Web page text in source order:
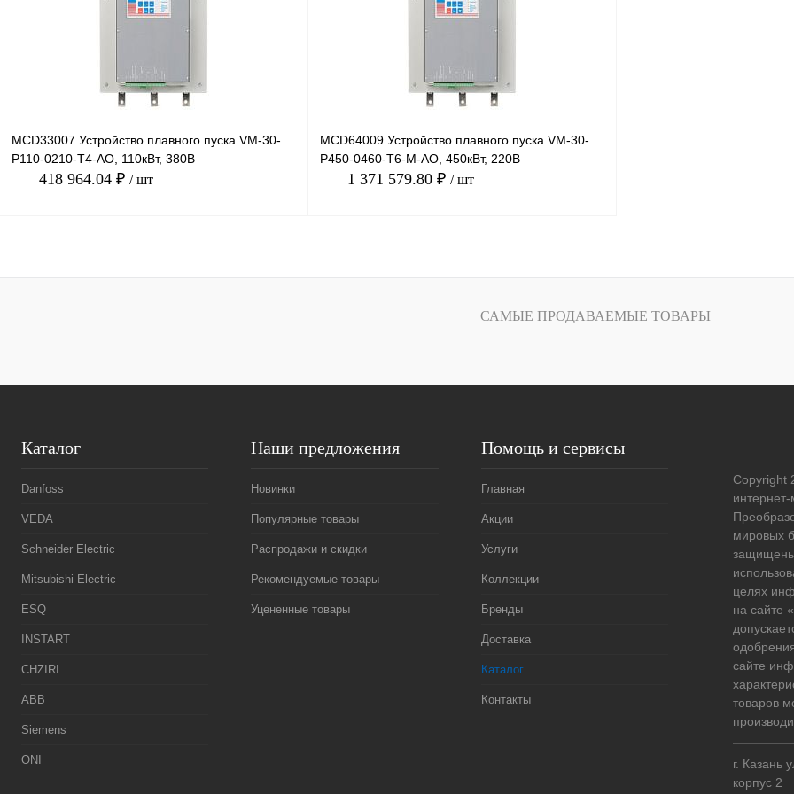
MCD33007 Устройство плавного пуска VM-30-
P110-0210-T4-AO, 110кВт, 380В
418 964.04 ₽ / шт
MCD64009 Устройство плавного пуска VM-30-
P450-0460-T6-M-AO, 450кВт, 220В
1 371 579.80 ₽ / шт
САМЫЕ ПРОДАВАЕМЫЕ ТОВАРЫ
Каталог
Danfoss
VEDA
Schneider Electric
Mitsubishi Electric
ESQ
INSTART
CHZIRI
ABB
Siemens
ONI
Наши предложения
Новинки
Популярные товары
Распродажи и скидки
Рекомендуемые товары
Уцененные товары
Помощь и сервисы
Главная
Акции
Услуги
Коллекции
Бренды
Доставка
Каталог
Контакты
Copyright
интернет-
мировых
целях
на сайте
сайте
товаров
г. Казань
корпус 2